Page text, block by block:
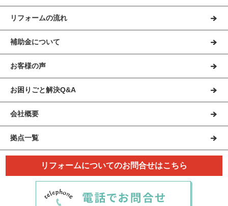
リフォームの流れ
補助金について
お客様の声
お困りごと解決Q&A
会社概要
拠点一覧
リフォームについてのお問合せはこちら